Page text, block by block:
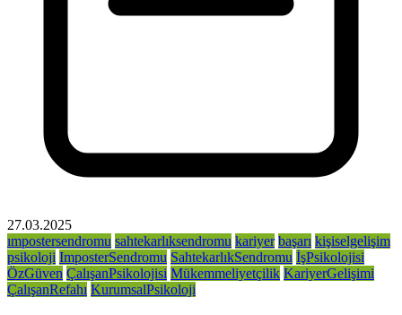
27.03.2025
ımpostersendromu sahtekarlıksendromu kariyer başarı kişiselgelişim
psikoloji ImposterSendromu SahtekarlıkSendromu İşPsikolojisi
ÖzGüven ÇalışanPsikolojisi Mükemmeliyetçilik KariyerGelişimi
ÇalışanRefahı KurumsalPsikoloji